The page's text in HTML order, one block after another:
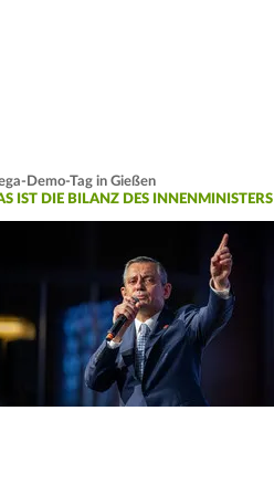
Demo-Tag in Gießen
IST DIE BILANZ DES INNENMINISTERS